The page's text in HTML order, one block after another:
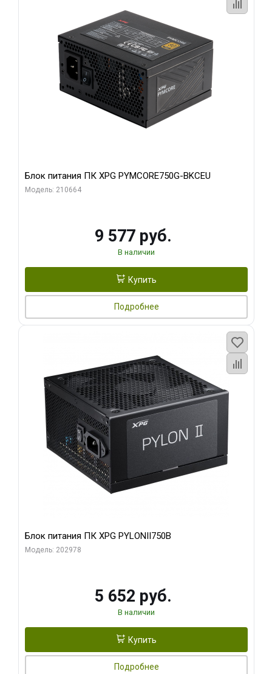
Блок питания ПК XPG PYMCORE750G-BKCEU
Модель: 210664
9 577 руб.
В наличии
Купить
Подробнее
Блок питания ПК XPG PYLONII750B
Модель: 202978
5 652 руб.
В наличии
Купить
Подробнее